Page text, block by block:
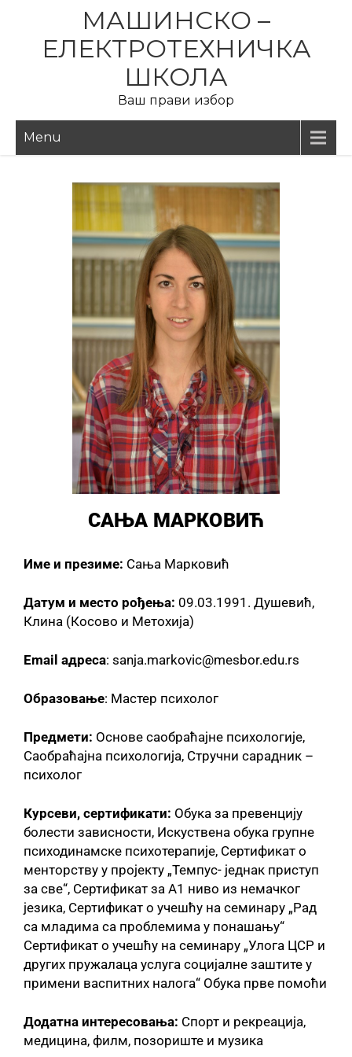
МАШИНСКО –
ЕЛЕКТРОТЕХНИЧКА
ШКОЛА
Ваш прави избор
Menu
САЊА МАРКОВИЋ
Име и презиме: Сања Марковић
Датум и место рођења: 09.03.1991. Душевић,
Клина (Кoсово и Метохија)
Email адреса: sanja.markovic@mesbor.edu.rs
Образовање: Мастер психолог
Предмети: Основе саобраћајне психологије,
Саобраћајна психологија, Стручни сарадник –
психолог
Курсеви, сертификати: Обука за превенцију
болести зависности, Искуствена обука групне
психодинамске психотерапије, Сертификат о
менторству у пројекту „Темпус- једнак приступ
за све“, Сертификат за А1 ниво из немачког
језика, Сертификат о учешћу на семинару „Рад
са младима са проблемима у понашању“
Сертификат о учешћу на семинару „Улога ЦСР и
других пружалаца услуга социјалне заштите у
примени васпитних налога“ Обука прве помоћи
Додатна интересовања: Спорт и рекреација,
медицина, филм, позориште и музика